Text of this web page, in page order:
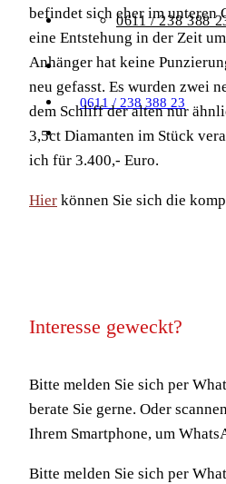
0611 / 238 388
0611 / 238 388 23
befindet sich eher im unteren
eine Entstehung in der Zeit
Anhänger hat keine
neu gefasst. Es wurden zwei
dem Schliff der alten nur
3,5ct Diamanten im Stück
ich für 3.400,- Euro.
Hier können Sie sich die
Interesse geweckt?
Bitte melden Sie sich per
berate Sie gerne. Oder
Ihrem Smartphone, um
Bitte melden Sie sich per